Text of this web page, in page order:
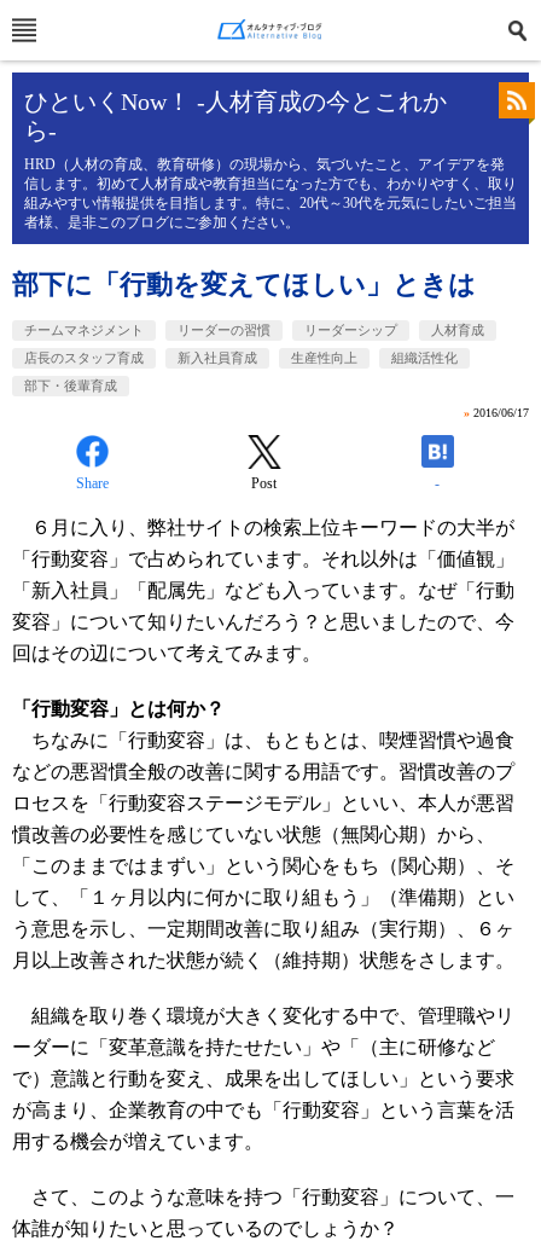
ひといくNow！ -人材育成の今とこれか
ら-
HRD（人材の育成、教育研修）の現場から、気づいたこと、アイデアを発
信します。初めて人材育成や教育担当になった方でも、わかりやすく、取り
組みやすい情報提供を目指します。特に、20代～30代を元気にしたいご担当
者様、是非このブログにご参加ください。
部下に「行動を変えてほしい」ときは
チームマネジメント リーダーの習慣 リーダーシップ
人材育成
店長のスタッフ育成
新入社員育成 生産性向上
組織活性化
部下・後輩育成
» 2016/06/17
Share Post -
６月に入り、弊社サイトの検索上位キーワードの大半が
「行動変容」で占められています。それ以外は「価値観」
「新入社員」「配属先」なども入っています。なぜ「行動
変容」について知りたいんだろう？と思いましたので、今
回はその辺について考えてみます。
「行動変容」とは何か？
ちなみに「行動変容」は、もともとは、喫煙習慣や過食
などの悪習慣全般の改善に関する用語です。習慣改善のプ
ロセスを「行動変容ステージモデル」といい、本人が悪習
慣改善の必要性を感じていない状態（無関心期）から、
「このままではまずい」という関心をもち（関心期）、そ
して、「１ヶ月以内に何かに取り組もう」（準備期）とい
う意思を示し、一定期間改善に取り組み（実行期）、６ヶ
月以上改善された状態が続く（維持期）状態をさします。
組織を取り巻く環境が大きく変化する中で、管理職やリ
ーダーに「変革意識を持たせたい」や「（主に研修など
で）意識と行動を変え、成果を出してほしい」という要求
が高まり、企業教育の中でも「行動変容」という言葉を活
用する機会が増えています。
さて、このような意味を持つ「行動変容」について、一
体誰が知りたいと思っているのでしょうか？